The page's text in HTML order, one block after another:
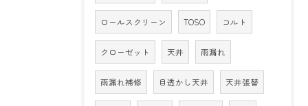
ロールスクリーン TOSO コルト
クローゼット 天井 雨漏れ
雨漏れ補修 目透かし天井 天井張替